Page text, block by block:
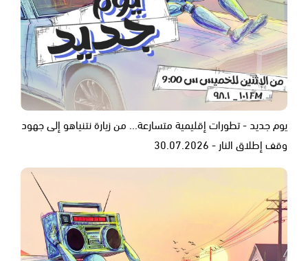
يوم جديد - تطورات إقليمية متسارعة... من زيارة نتنياهو إلى جهود
وقف إطلاق النار - 30.07.2026